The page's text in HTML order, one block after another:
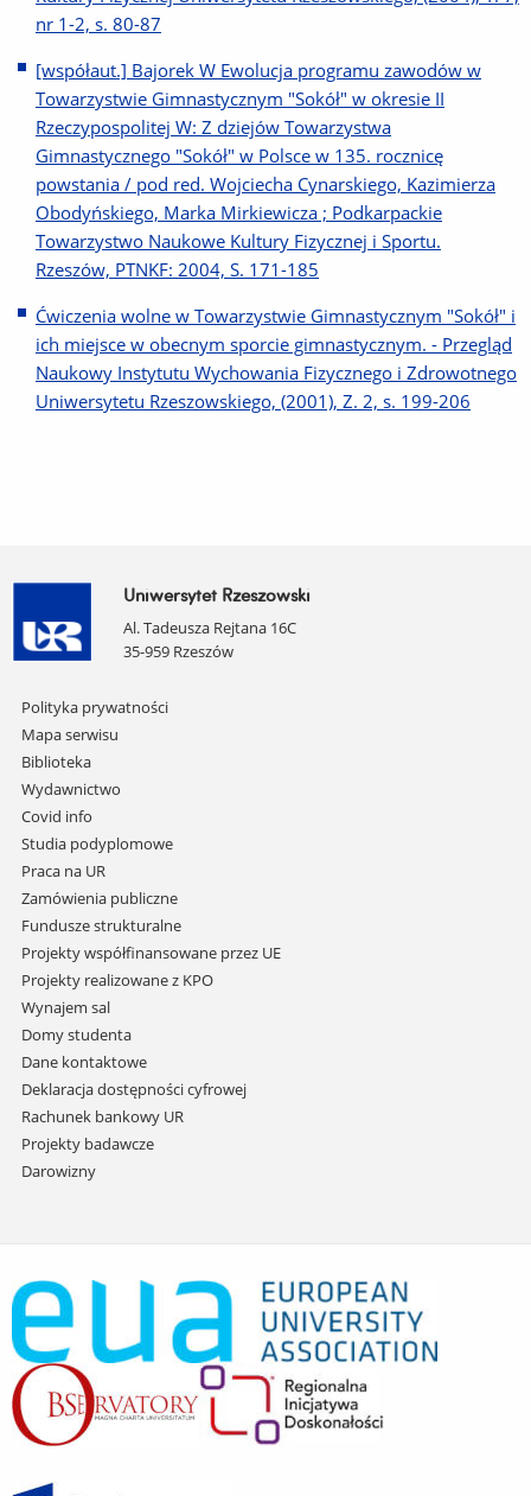
nr 1-2, s. 80-87
[współaut.] Bajorek W Ewolucja programu zawodów w
Towarzystwie Gimnastycznym "Sokół" w okresie II
Rzeczypospolitej W: Z dziejów Towarzystwa
Gimnastycznego "Sokół" w Polsce w 135. rocznicę
powstania / pod red. Wojciecha Cynarskiego, Kazimierza
Obodyńskiego, Marka Mirkiewicza ; Podkarpackie
Towarzystwo Naukowe Kultury Fizycznej i Sportu.
Rzeszów, PTNKF: 2004, S. 171-185
Ćwiczenia wolne w Towarzystwie Gimnastycznym "Sokół" i
ich miejsce w obecnym sporcie gimnastycznym. - Przegląd
Naukowy Instytutu Wychowania Fizycznego i Zdrowotnego
Uniwersytetu Rzeszowskiego, (2001), Z. 2, s. 199-206
Uniwersytet Rzeszowski
Al. Tadeusza Rejtana 16C
35-959 Rzeszów
Pomiń
nawigację
i
przejdź
do
treści
Polityka prywatności
Mapa serwisu
Biblioteka
Wydawnictwo
Covid info
Studia podyplomowe
Praca na UR
Zamówienia publiczne
Fundusze strukturalne
Projekty współfinansowane przez UE
Projekty realizowane z KPO
Wynajem sal
Domy studenta
Dane kontaktowe
Deklaracja dostępności cyfrowej
Rachunek bankowy UR
Projekty badawcze
Darowizny